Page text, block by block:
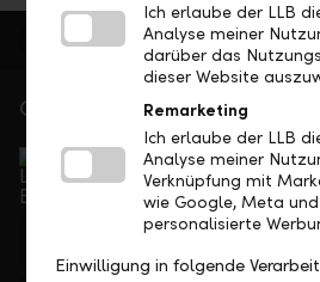
Gerne für Sie da
Service Direkt
Telefonisch erreichbar von
bis 17.30 Uhr
+423 236 88
Ich erlaube der LLB
Analyse meiner
darüber das
dieser Website
Remarketing
Ich erlaube der LLB
Analyse meiner
Verknüpfung mit
wie Google, Meta
personalisierte
Einwilligung in folgende